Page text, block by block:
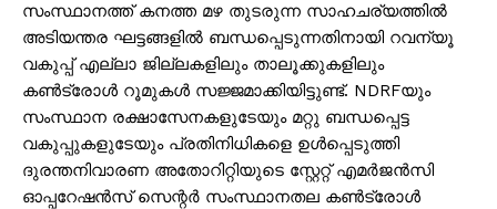
സംസ്ഥാനത്ത് കനത്ത മഴ തുടരുന്ന സാഹചര്യത്തിൽ
അടിയന്തര ഘട്ടങ്ങളിൽ ബന്ധപ്പെടുന്നതിനായി റവന്യൂ
വകുപ്പ് എല്ലാ ജില്ലകളിലും താലൂക്കുകളിലും
കൺട്രോൾ റൂമുകൾ സജ്ജമാക്കിയിട്ടുണ്ട്. NDRFയും
സംസ്ഥാന രക്ഷാസേനകളുടേയും മറ്റു ബന്ധപ്പെട്ട
വകുപ്പുകളുടേയും പ്രതിനിധികളെ ഉൾപ്പെടുത്തി
ദുരന്തനിവാരണ അതോറിറ്റിയുടെ സ്റ്റേറ്റ് എമർജൻസി
ഓപ്പറേഷൻസ് സെന്റർ സംസ്ഥാനതല കൺട്രോൾ